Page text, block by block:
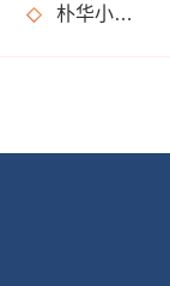
朴华小课堂：产品知识考试开课了，你准备好了吗？